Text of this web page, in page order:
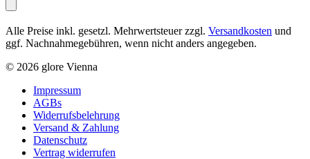
Alle Preise inkl. gesetzl. Mehrwertsteuer zzgl. Versandkosten und
ggf. Nachnahmegebühren, wenn nicht anders angegeben.
© 2026 glore Vienna
Impressum
AGBs
Widerrufsbelehrung
Versand & Zahlung
Datenschutz
Vertrag widerrufen